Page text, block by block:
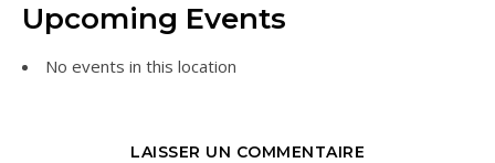
Upcoming Events
No events in this location
LAISSER UN COMMENTAIRE